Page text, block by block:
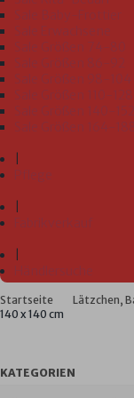
Startseite Lätzchen,
140 x 140 cm
KATEGORIEN